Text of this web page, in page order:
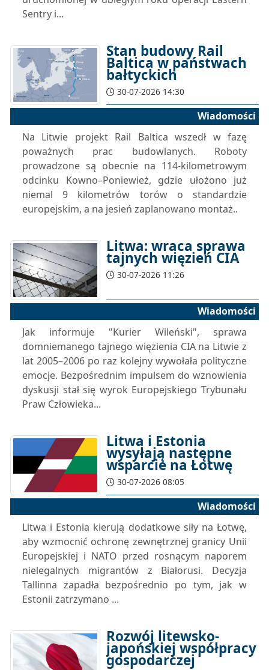
Sentry i...
Stan budowy Rail
Baltica w państwach
bałtyckich
30-07-2026 14:30
Wiadomości
Na Litwie projekt Rail Baltica wszedł w fazę
poważnych prac budowlanych. Roboty
prowadzone są obecnie na 114-kilometrowym
odcinku Kowno–Poniewież, gdzie ułożono już
niemal 9 kilometrów torów o standardzie
europejskim, a na jesień zaplanowano montaż..
Litwa: wraca sprawa
tajnych więzień CIA
30-07-2026 11:26
Wiadomości
Jak informuje "Kurier Wileński", sprawa
domniemanego tajnego więzienia CIA na Litwie z
lat 2005–2006 po raz kolejny wywołała polityczne
emocje. Bezpośrednim impulsem do wznowienia
dyskusji stał się wyrok Europejskiego Trybunału
Praw Człowieka...
Litwa i Estonia
wysyłają następne
wsparcie na Łotwę
30-07-2026 08:05
Wiadomości
Litwa i Estonia kierują dodatkowe siły na Łotwę,
aby wzmocnić ochronę zewnętrznej granicy Unii
Europejskiej i NATO przed rosnącym naporem
nielegalnych migrantów z Białorusi. Decyzja
Tallinna zapadła bezpośrednio po tym, jak w
Estonii zatrzymano ...
Rozwój litewsko-
japońskiej współpracy
gospodarczej